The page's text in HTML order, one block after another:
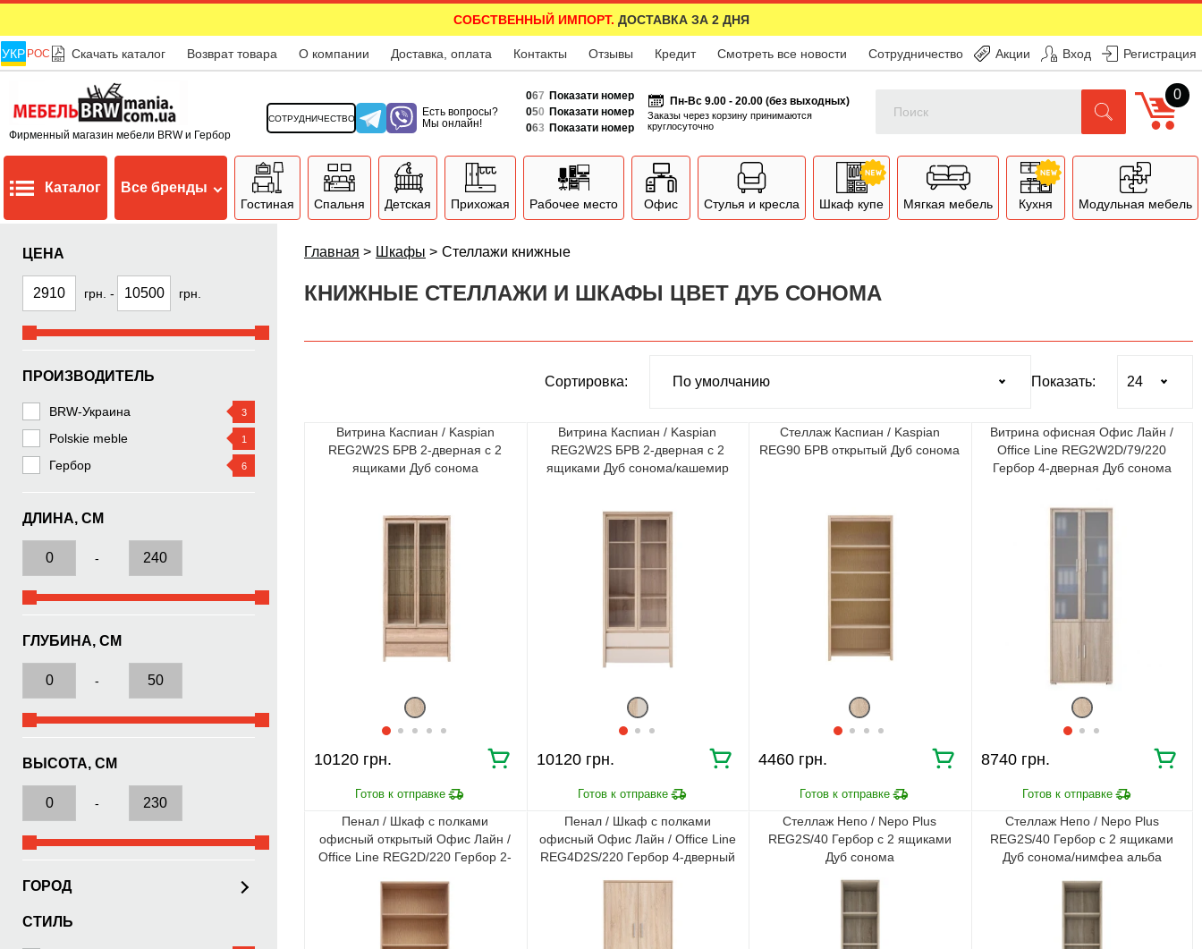
СОБСТВЕННЫЙ ИМПОРТ. ДОСТАВКА ЗА 2 ДНЯ
УКР РОС Скачать каталог Возврат товара О компании Доставка, оплата Контакты Отзывы Кредит Смотреть все новости Сотрудничество Акции Вход Регистрация
Фирменный магазин мебели BRW и Гербор
СОТРУДНИЧЕСТВО
Есть вопросы?
Мы онлайн!
067 Показати номер
050 Показати номер
063 Показати номер
Пн-Вс 9.00 - 20.00 (без выходных)
Заказы через корзину принимаются
круглосуточно
0
Каталог Все бренды
Гостиная Спальня Детская Прихожая Рабочее место Офис Стулья и кресла Шкаф купе Мягкая мебель Кухня Модульная мебель
Главная > Шкафы > Стеллажи книжные
КНИЖНЫЕ СТЕЛЛАЖИ И ШКАФЫ ЦВЕТ ДУБ СОНОМА
Сортировка: Показать:
Витрина Каспиан / Kaspian
REG2W2S БРВ 2-дверная с 2
ящиками Дуб сонома
10120
Витрина Каспиан / Kaspian
REG2W2S БРВ 2-дверная с 2
ящиками Дуб сонома/кашемир
10120
Стеллаж Каспиан / Kaspian
REG90 БРВ открытый Дуб сонома
4460
Витрина офисная Офис Лайн /
Office Line REG2W2D/79/220
Гербор 4-дверная Дуб сонома
8740
Пенал / Шкаф с полками
офисный открытый Офис Лайн /
Office Line REG2D/220 Гербор 2-
Пенал / Шкаф с полками
офисный Офис Лайн / Office Line
REG4D2S/220 Гербор 4-дверный
Стеллаж Непо / Nepo Plus
REG2S/40 Гербор с 2 ящиками
Дуб сонома
Стеллаж Непо / Nepo Plus
REG2S/40 Гербор с 2 ящиками
Дуб сонома/нимфеа альба
ЦЕНА
грн. - грн.
ПРОИЗВОДИТЕЛЬ
BRW-Украина 3
Polskie meble 1
Гербор 6
ДЛИНА, СМ
-
ГЛУБИНА, СМ
-
ВЫСОТА, СМ
-
ГОРОД
Киев
СТИЛЬ